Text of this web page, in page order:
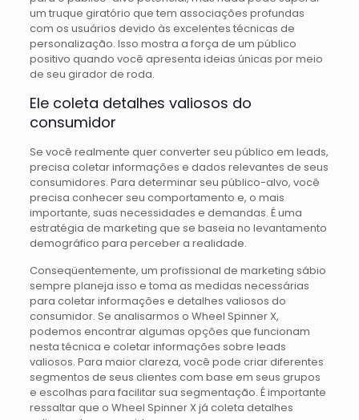
um truque giratório que tem associações profundas
com os usuários devido às excelentes técnicas de
personalização. Isso mostra a força de um público
positivo quando você apresenta ideias únicas por meio
de seu girador de roda.
Ele coleta detalhes valiosos do
consumidor
Se você realmente quer converter seu público em leads,
precisa coletar informações e dados relevantes de seus
consumidores. Para determinar seu público-alvo, você
precisa conhecer seu comportamento e, o mais
importante, suas necessidades e demandas. É uma
estratégia de marketing que se baseia no levantamento
demográfico para perceber a realidade.
Conseqüentemente, um profissional de marketing sábio
sempre planeja isso e toma as medidas necessárias
para coletar informações e detalhes valiosos do
consumidor. Se analisarmos o Wheel Spinner X,
podemos encontrar algumas opções que funcionam
nesta técnica e coletar informações sobre leads
valiosos. Para maior clareza, você pode criar diferentes
segmentos de seus clientes com base em seus grupos
e escolhas para facilitar sua segmentação. É importante
ressaltar que o Wheel Spinner X já coleta detalhes